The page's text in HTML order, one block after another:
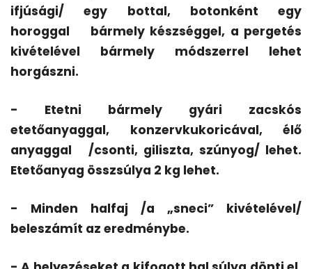
ifjúsági/ egy bottal, botonként egy
horoggal
bármely készséggel, a pergetés
kivételével bármely módszerrel lehet
horgászni.
- Etetni bármely gyári zacskós
etetőanyaggal, konzervkukoricával, élő
anyaggal
/csonti, giliszta, szúnyog/ lehet.
Etetőanyag összsúlya 2 kg lehet.
- Minden halfaj /a „sneci” kivételével/
beleszámít az eredménybe.